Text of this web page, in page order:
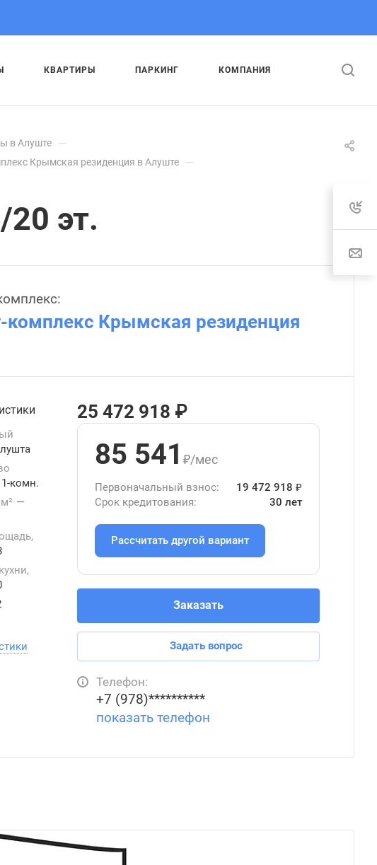
КВАРТИРЫ ПАРКИНГ КОМПАНИЯ
в Алуште —
Крымская резиденция в Алуште —
эт.
комплекс Крымская резиденция
1-комн.
—
25 472 918 ₽
85 541 ₽/мес
Первоначальный взнос:
19 472 918 ₽
Срок кредитования:
30 лет
Рассчитать другой вариант
Заказать
Задать вопрос
Телефон:
+7 (978)**********
показать телефон